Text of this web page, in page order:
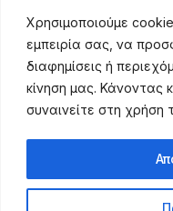
Χρησιμοποιούμε
εμπειρία σας, να
διαφημίσεις ή
κίνηση μας. Κάνοντας
συναινείτε στη
Ρόδου 133, Αθήνα
(+30) 211 725 5427
Χρήσιμες
Προϊόντα